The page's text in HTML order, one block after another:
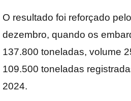
O resultado foi reforçado
dezembro, quando os
137.800 toneladas, volume
109.500 toneladas
2024.